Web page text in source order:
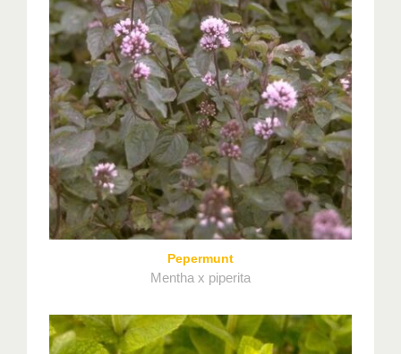
Pepermunt
Mentha x piperita